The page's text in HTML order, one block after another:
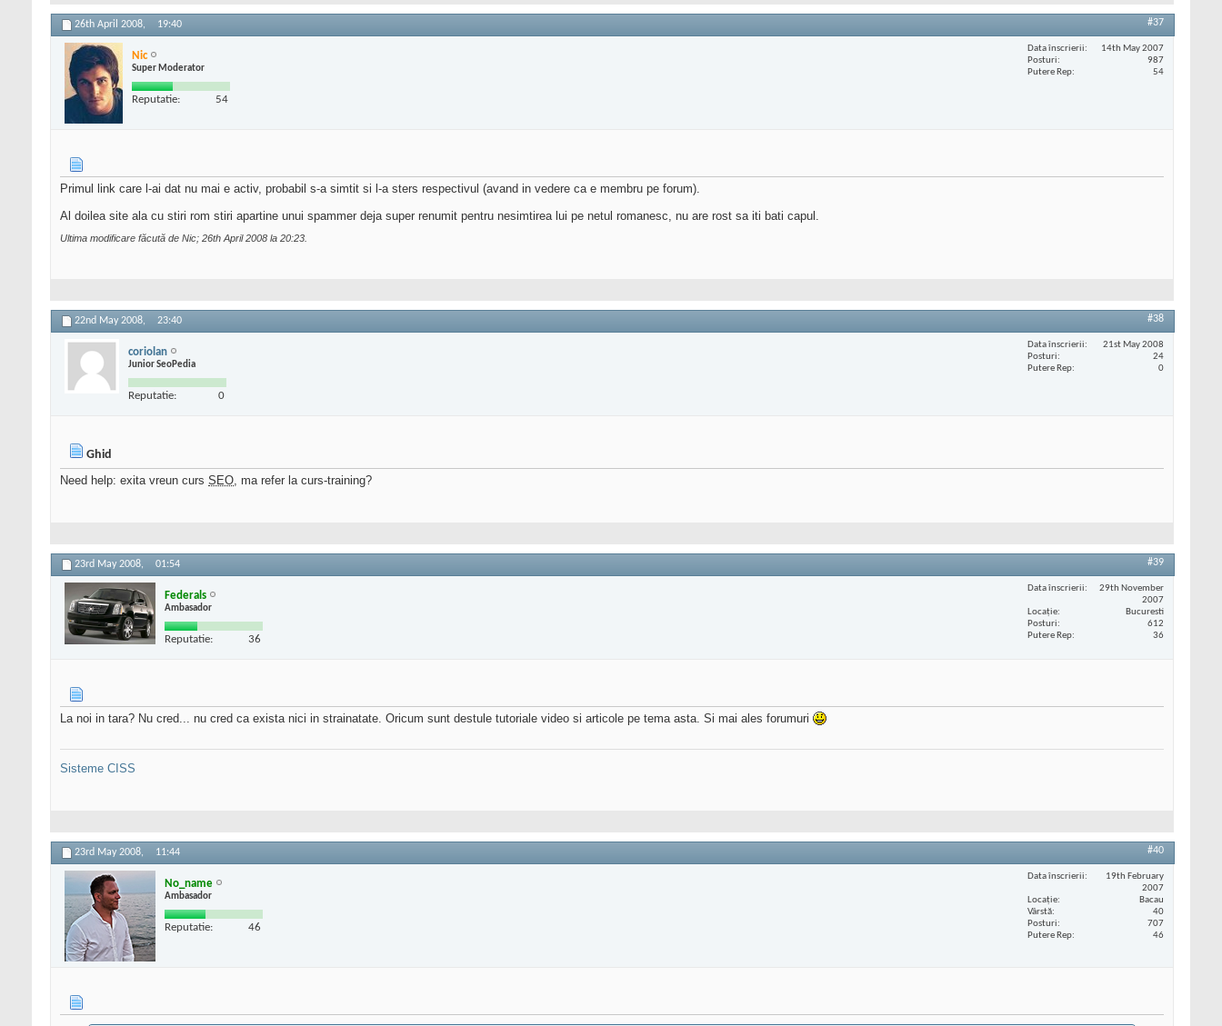
26th April 2008, 19:40 #37
Nic
Super Moderator
Reputatie: 54
Data înscrierii
14th May 2007
Posturi
987
Putere Rep
54
Primul link care l-ai dat nu mai e activ, probabil s-a simtit si l-a sters respectivul (avand in vedere ca e membru pe forum).
Al doilea site ala cu stiri rom stiri apartine unui spammer deja super renumit pentru nesimtirea lui pe netul romanesc, nu are rost sa iti bati capul.
Ultima modificare făcută de Nic; 26th April 2008 la 20:23
22nd May 2008, 23:40 #38
coriolan
Junior SeoPedia
Reputatie: 0
Data înscrierii
21st May 2008
Posturi
24
Putere Rep
0
Ghid
Need help: exita vreun curs SEO, ma refer la curs-training?
23rd May 2008, 01:54 #39
Federals
Ambasador
Reputatie: 36
Data înscrierii
29th November
2007
Locaţie
Bucuresti
Posturi
612
Putere Rep
36
La noi in tara? Nu cred... nu cred ca exista nici in strainatate. Oricum sunt destule tutoriale video si articole pe tema asta. Si mai ales forumuri
Sisteme CISS
23rd May 2008, 11:44 #40
No_name
Ambasador
Reputatie: 46
Data înscrierii
19th February
2007
Locaţie
Bacau
Vârstă
40
Posturi
707
Putere Rep
46